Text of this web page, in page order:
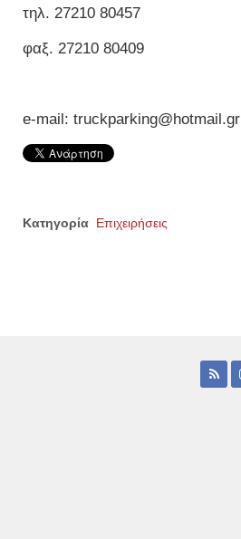
τηλ. 27210 80457
φαξ. 27210 80409
e-mail: truckparking@hotmail.gr
Κατηγορία Επιχειρήσεις